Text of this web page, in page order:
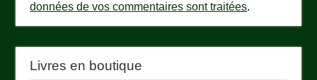
données de vos commentaires sont traitées.
Livres en boutique